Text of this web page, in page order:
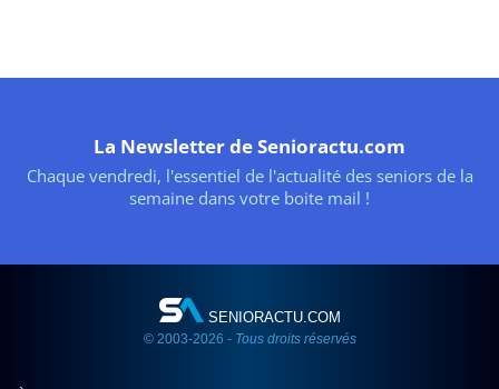
La Newsletter de Senioractu.com
Chaque vendredi, l'essentiel de l'actualité des seniors de la
semaine dans votre boite mail !
SENIORACTU.COM
© 2003-2026 - Tous droits réservés